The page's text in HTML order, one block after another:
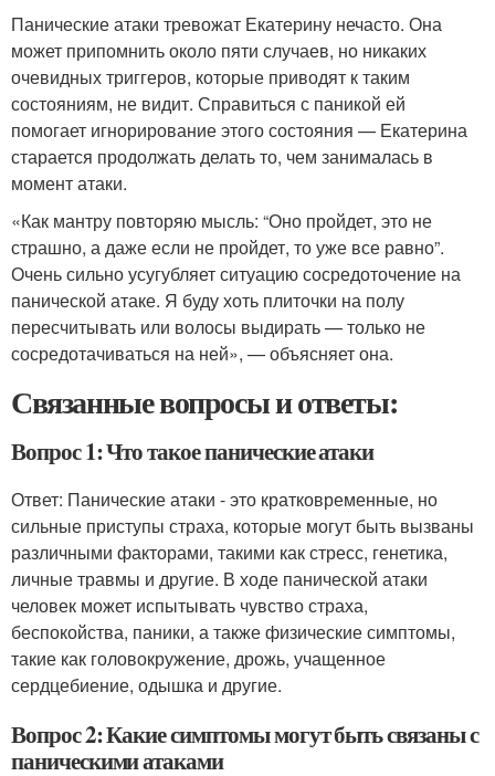
Панические атаки тревожат Екатерину нечасто. Она
может припомнить около пяти случаев, но никаких
очевидных триггеров, которые приводят к таким
состояниям, не видит. Справиться с паникой ей
помогает игнорирование этого состояния — Екатерина
старается продолжать делать то, чем занималась в
момент атаки.
«Как мантру повторяю мысль: “Оно пройдет, это не
страшно, а даже если не пройдет, то уже все равно”.
Очень сильно усугубляет ситуацию сосредоточение на
панической атаке. Я буду хоть плиточки на полу
пересчитывать или волосы выдирать — только не
сосредотачиваться на ней», — объясняет она.
Связанные вопросы и ответы:
Вопрос 1: Что такое панические атаки
Ответ: Панические атаки - это кратковременные, но
сильные приступы страха, которые могут быть вызваны
различными факторами, такими как стресс, генетика,
личные травмы и другие. В ходе панической атаки
человек может испытывать чувство страха,
беспокойства, паники, а также физические симптомы,
такие как головокружение, дрожь, учащенное
сердцебиение, одышка и другие.
Вопрос 2: Какие симптомы могут быть связаны с
паническими атаками